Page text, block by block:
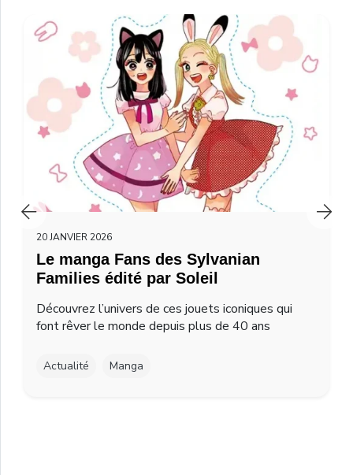
20 JANVIER 2026
Le manga Fans des Sylvanian
Families édité par Soleil
Découvrez l’univers de ces jouets iconiques qui
font rêver le monde depuis plus de 40 ans
Actualité Manga